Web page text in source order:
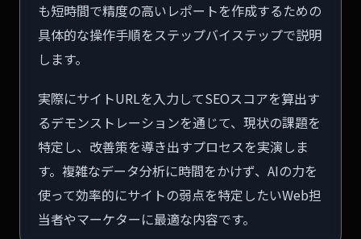
も短時間で精度の高いレポートを作成するための
具体的な操作手順をステップバイステップで説明
します。
実際にサイトURLを入力してSEOスコアを算出す
るデモンストレーションを通じて、現状の課題を
特定し、改善策を導き出すプロセスを実演しま
す。複雑なデータ分析に時間をかけず、AIの力を
使って効率的にサイトの弱点を特定したいWeb担
当者やマーケターに最適な内容です。